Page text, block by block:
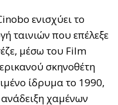
ενισχύει το
ταινιών που επέλεξε
μέσω του Film
σκηνοθέτη
ίδρυμα το 1990,
χαμένων